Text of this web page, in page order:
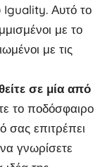
Iguality. Αυτό το
με το
με τις
σε μία από
το ποδόσφαιρο
σας επιτρέπει
γνωρίσετε